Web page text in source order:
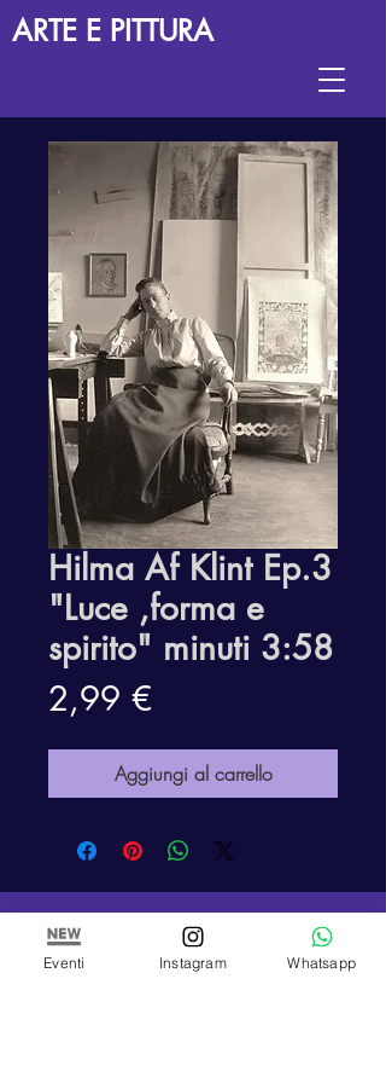
ARTE E PITTURA
Hilma Af Klint Ep.3
"Luce ,forma e
spirito" minuti 3:58
2,99 €Prezzo
Aggiungi al carrello
ARTE E PITTURA
Arte e Pittura
Eventi Instagram Whatsapp